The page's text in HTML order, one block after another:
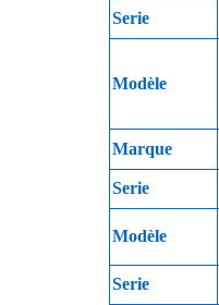
Serie
Modèle
Marque
Serie
Modèle
Serie